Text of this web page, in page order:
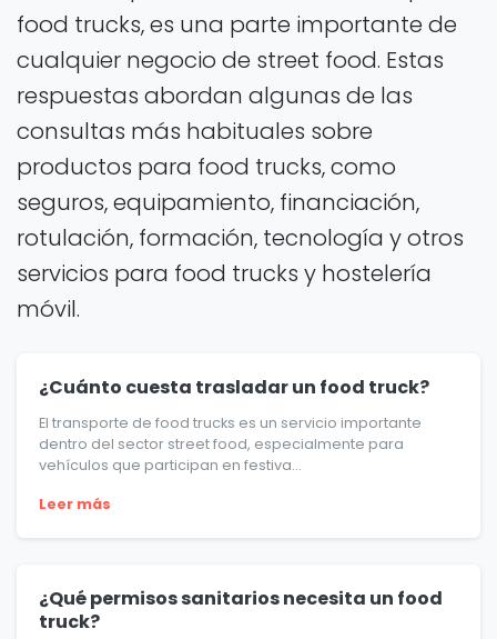
food trucks, es una parte importante de
cualquier negocio de street food. Estas
respuestas abordan algunas de las
consultas más habituales sobre
productos para food trucks, como
seguros, equipamiento, financiación,
rotulación, formación, tecnología y otros
servicios para food trucks y hostelería
móvil.
¿Cuánto cuesta trasladar un food truck?
El transporte de food trucks es un servicio importante
dentro del sector street food, especialmente para
vehículos que participan en festiva...
Leer más
¿Qué permisos sanitarios necesita un food
truck?